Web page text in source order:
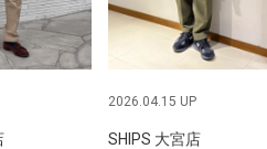
2026.04.15 UP
SHIPS 大宮店